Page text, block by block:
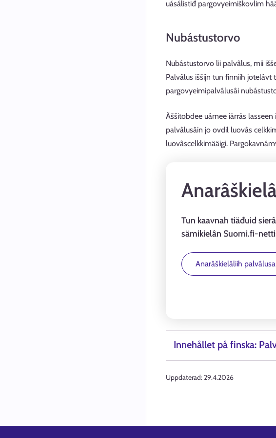
uásálistiđ pargovyeimiškovlim
Nubástustorvo
Nubástustorvo lii palvâlus, mii
Palvâlus iššijn tun finniih jotelávt
pargovyeimipalvâlusâi
Äššitobdee uárnee iärrás
palvâlusâin jo ovdil luovâs
luovâscelkkimääigi.
Tun kaavnah tiäđuid
sämikielân Suomi.fi-
Anarâškielâliih
Innehållet på finska:
Uppdaterad:29.4.2026